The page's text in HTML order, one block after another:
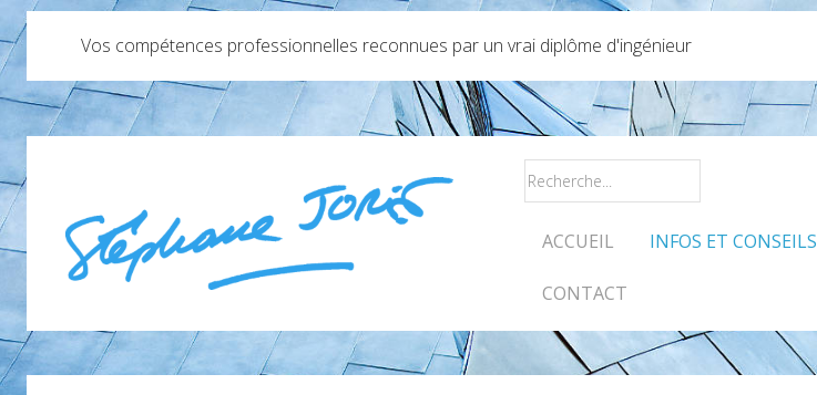
Vos compétences professionnelles reconnues par un vrai diplôme d'ingénieur
ACCUEIL INFOS ET CONSEILS
CONTACT